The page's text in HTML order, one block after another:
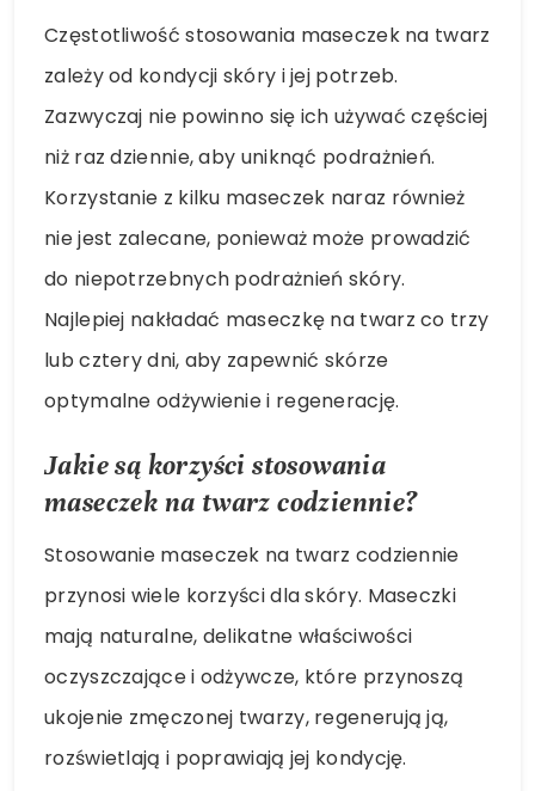
Częstotliwość stosowania maseczek na twarz
zależy od kondycji skóry i jej potrzeb.
Zazwyczaj nie powinno się ich używać częściej
niż raz dziennie, aby uniknąć podrażnień.
Korzystanie z kilku maseczek naraz również
nie jest zalecane, ponieważ może prowadzić
do niepotrzebnych podrażnień skóry.
Najlepiej nakładać maseczkę na twarz co trzy
lub cztery dni, aby zapewnić skórze
optymalne odżywienie i regenerację.
Jakie są korzyści stosowania
maseczek na twarz codziennie?
Stosowanie maseczek na twarz codziennie
przynosi wiele korzyści dla skóry. Maseczki
mają naturalne, delikatne właściwości
oczyszczające i odżywcze, które przynoszą
ukojenie zmęczonej twarzy, regenerują ją,
rozświetlają i poprawiają jej kondycję.